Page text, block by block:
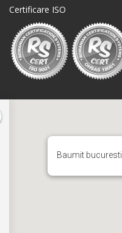
Certificare ISO
Baumit bucuresti